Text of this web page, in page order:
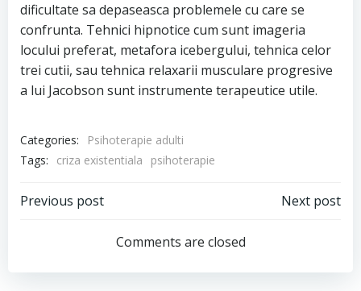
dificultate sa depaseasca problemele cu care se
confrunta. Tehnici hipnotice cum sunt imageria
locului preferat, metafora icebergului, tehnica celor
trei cutii, sau tehnica relaxarii musculare progresive
a lui Jacobson sunt instrumente terapeutice utile.
Categories:
Psihoterapie adulti
Tags:
criza existentiala psihoterapie
Post
navigation
Previous post
navigation
Next post
Comments are closed